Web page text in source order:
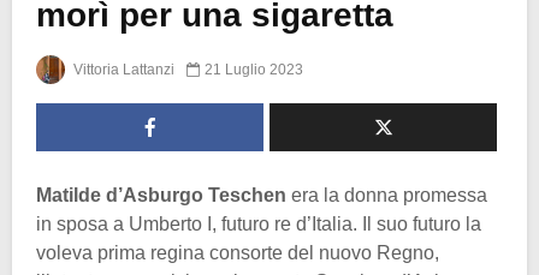
morì per una sigaretta
Vittoria Lattanzi 21 Luglio 2023
Matilde d’Asburgo Teschen era la donna promessa
in sposa a Umberto I, futuro re d’Italia. Il suo futuro la
voleva prima regina consorte del nuovo Regno,